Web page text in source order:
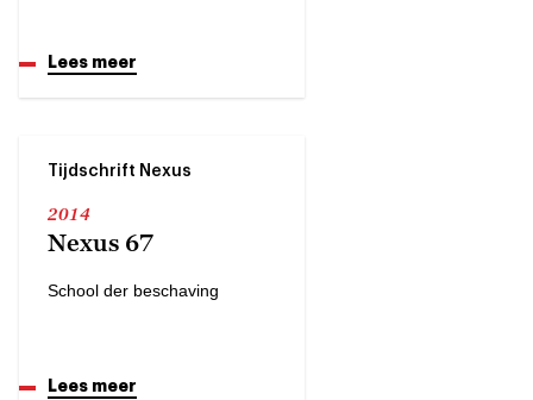
Lees meer
Tijdschrift Nexus
2014
Nexus 67
School der beschaving
Lees meer